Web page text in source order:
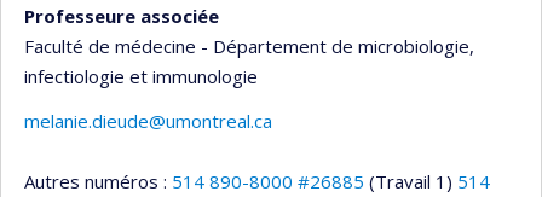
Professeure associée
Faculté de médecine - Département de microbiologie,
infectiologie et immunologie
melanie.dieude@umontreal.ca
Autres numéros : 514 890-8000 #26885 (Travail 1) 514